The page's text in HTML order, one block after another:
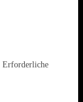
Erforderliche